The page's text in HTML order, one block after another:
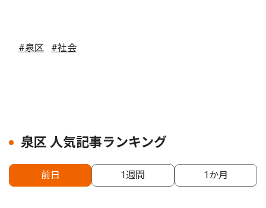
#泉区 #社会
泉区 人気記事ランキング
前日 1週間 1か月